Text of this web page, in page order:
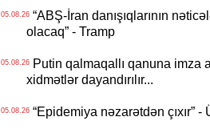
05.08.26“ABŞ-İran danışıqlarının
olacaq” - Tramp
05.08.26Putin qalmaqallı qanuna imza
xidmətlər dayandırılır...
05.08.26“Epidemiya nəzarətdən çıxır” -